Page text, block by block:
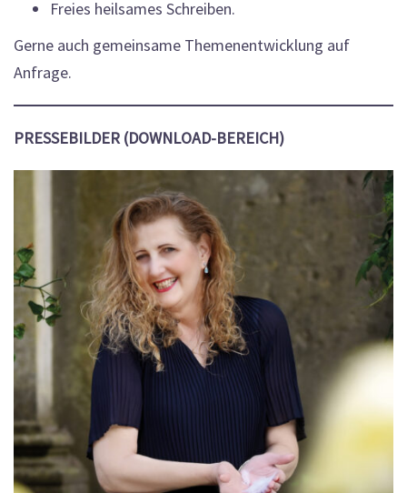
Freies heilsames Schreiben.
Gerne auch gemeinsame Themenentwicklung auf
Anfrage.
PRESSEBILDER (DOWNLOAD-BEREICH)